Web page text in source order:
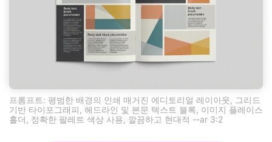
프롬프트: 평범한 배경의 인쇄 매거진 에디토리얼 레이아웃, 그리드
기반 타이포그래피, 헤드라인 및 본문 텍스트 블록, 이미지 플레이스
홀더, 정확한 팔레트 색상 사용, 깔끔하고 현대적 --ar 3:2